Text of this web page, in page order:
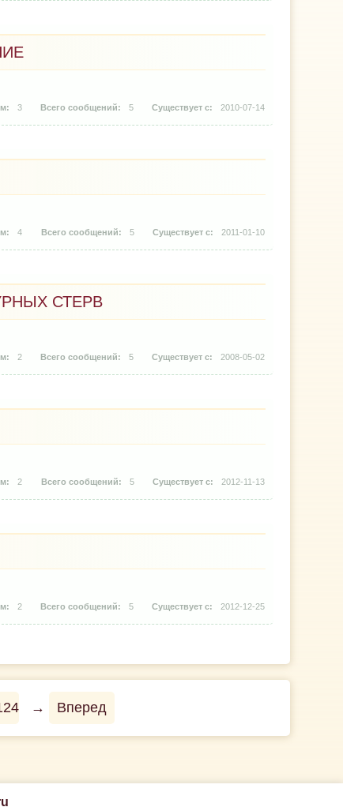
3 5 2010-07-14
4 5 2011-01-10
СТЕРВ
2 5 2008-05-02
2 5 2012-11-13
2 5 2012-12-25
→ Вперед